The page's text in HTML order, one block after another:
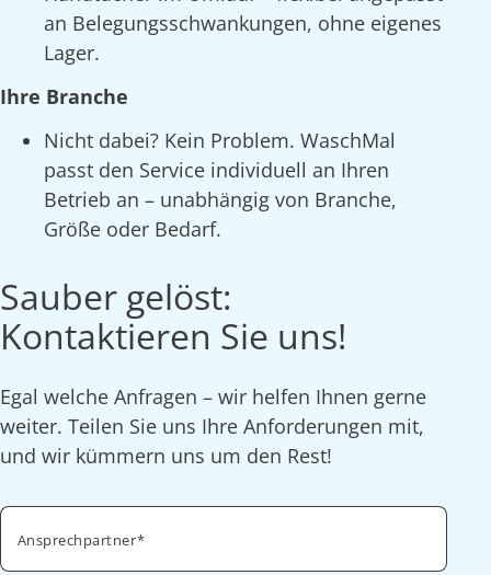
an Belegungsschwankungen, ohne eigenes
Lager.
Ihre Branche
Nicht dabei? Kein Problem. WaschMal
passt den Service individuell an Ihren
Betrieb an – unabhängig von Branche,
Größe oder Bedarf.
Sauber gelöst:
Kontaktieren Sie uns!
Egal welche Anfragen – wir helfen Ihnen gerne
weiter. Teilen Sie uns Ihre Anforderungen mit,
und wir kümmern uns um den Rest!
Ansprechpartner